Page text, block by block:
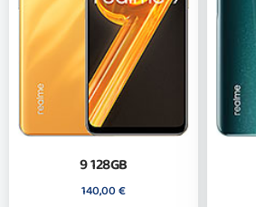
9 128GB
140,00€